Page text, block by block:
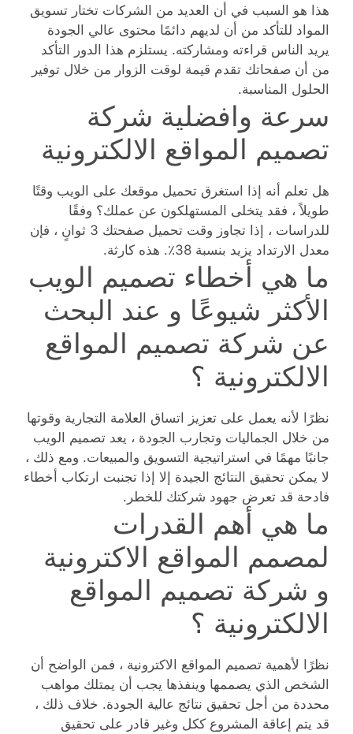
هذا هو السبب في أن العديد من الشركات تختار تسويق
المواد للتأكد من أن لديهم دائمًا محتوى عالي الجودة
يريد الناس قراءته ومشاركته. يستلزم هذا الدور التأكد
من أن صفحاتك تقدم قيمة لوقت الزوار من خلال توفير
الحلول المناسبة.
سرعة وافضلية شركة
تصميم المواقع الالكترونية
هل تعلم أنه إذا استغرق تحميل موقعك على الويب وقتًا
طويلاً ، فقد يتخلى المستهلكون عن عملك؟ وفقًا
للدراسات ، إذا تجاوز وقت تحميل صفحتك 3 ثوانٍ ، فإن
معدل الارتداد يزيد بنسبة 38٪. هذه كارثة.
ما هي أخطاء تصميم الويب
الأكثر شيوعًا و عند البحث
عن شركة تصميم المواقع
الالكترونية ؟
نظرًا لأنه يعمل على تعزيز اتساق العلامة التجارية وقوتها
من خلال الجماليات وتجارب الجودة ، يعد تصميم الويب
جانبًا مهمًا في استراتيجية التسويق والمبيعات. ومع ذلك ،
لا يمكن تحقيق النتائج الجيدة إلا إذا تجنبت ارتكاب أخطاء
فادحة قد تعرض جهود شركتك للخطر.
ما هي أهم القدرات
لمصمم المواقع الاكترونية
و شركة تصميم المواقع
الالكترونية ؟
نظرًا لأهمية تصميم المواقع الاكترونية ، فمن الواضح أن
الشخص الذي يصممها وينفذها يجب أن يمتلك مواهب
محددة من أجل تحقيق نتائج عالية الجودة. خلاف ذلك ،
قد يتم إعاقة المشروع ككل وغير قادر على تحقيق